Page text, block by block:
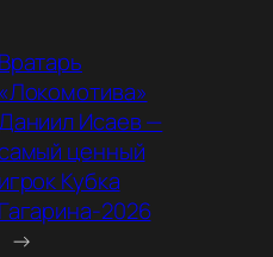
Вратарь
«Локомотива»
Исаев —
ценный
игрок Кубка
Гагарина-2026
→